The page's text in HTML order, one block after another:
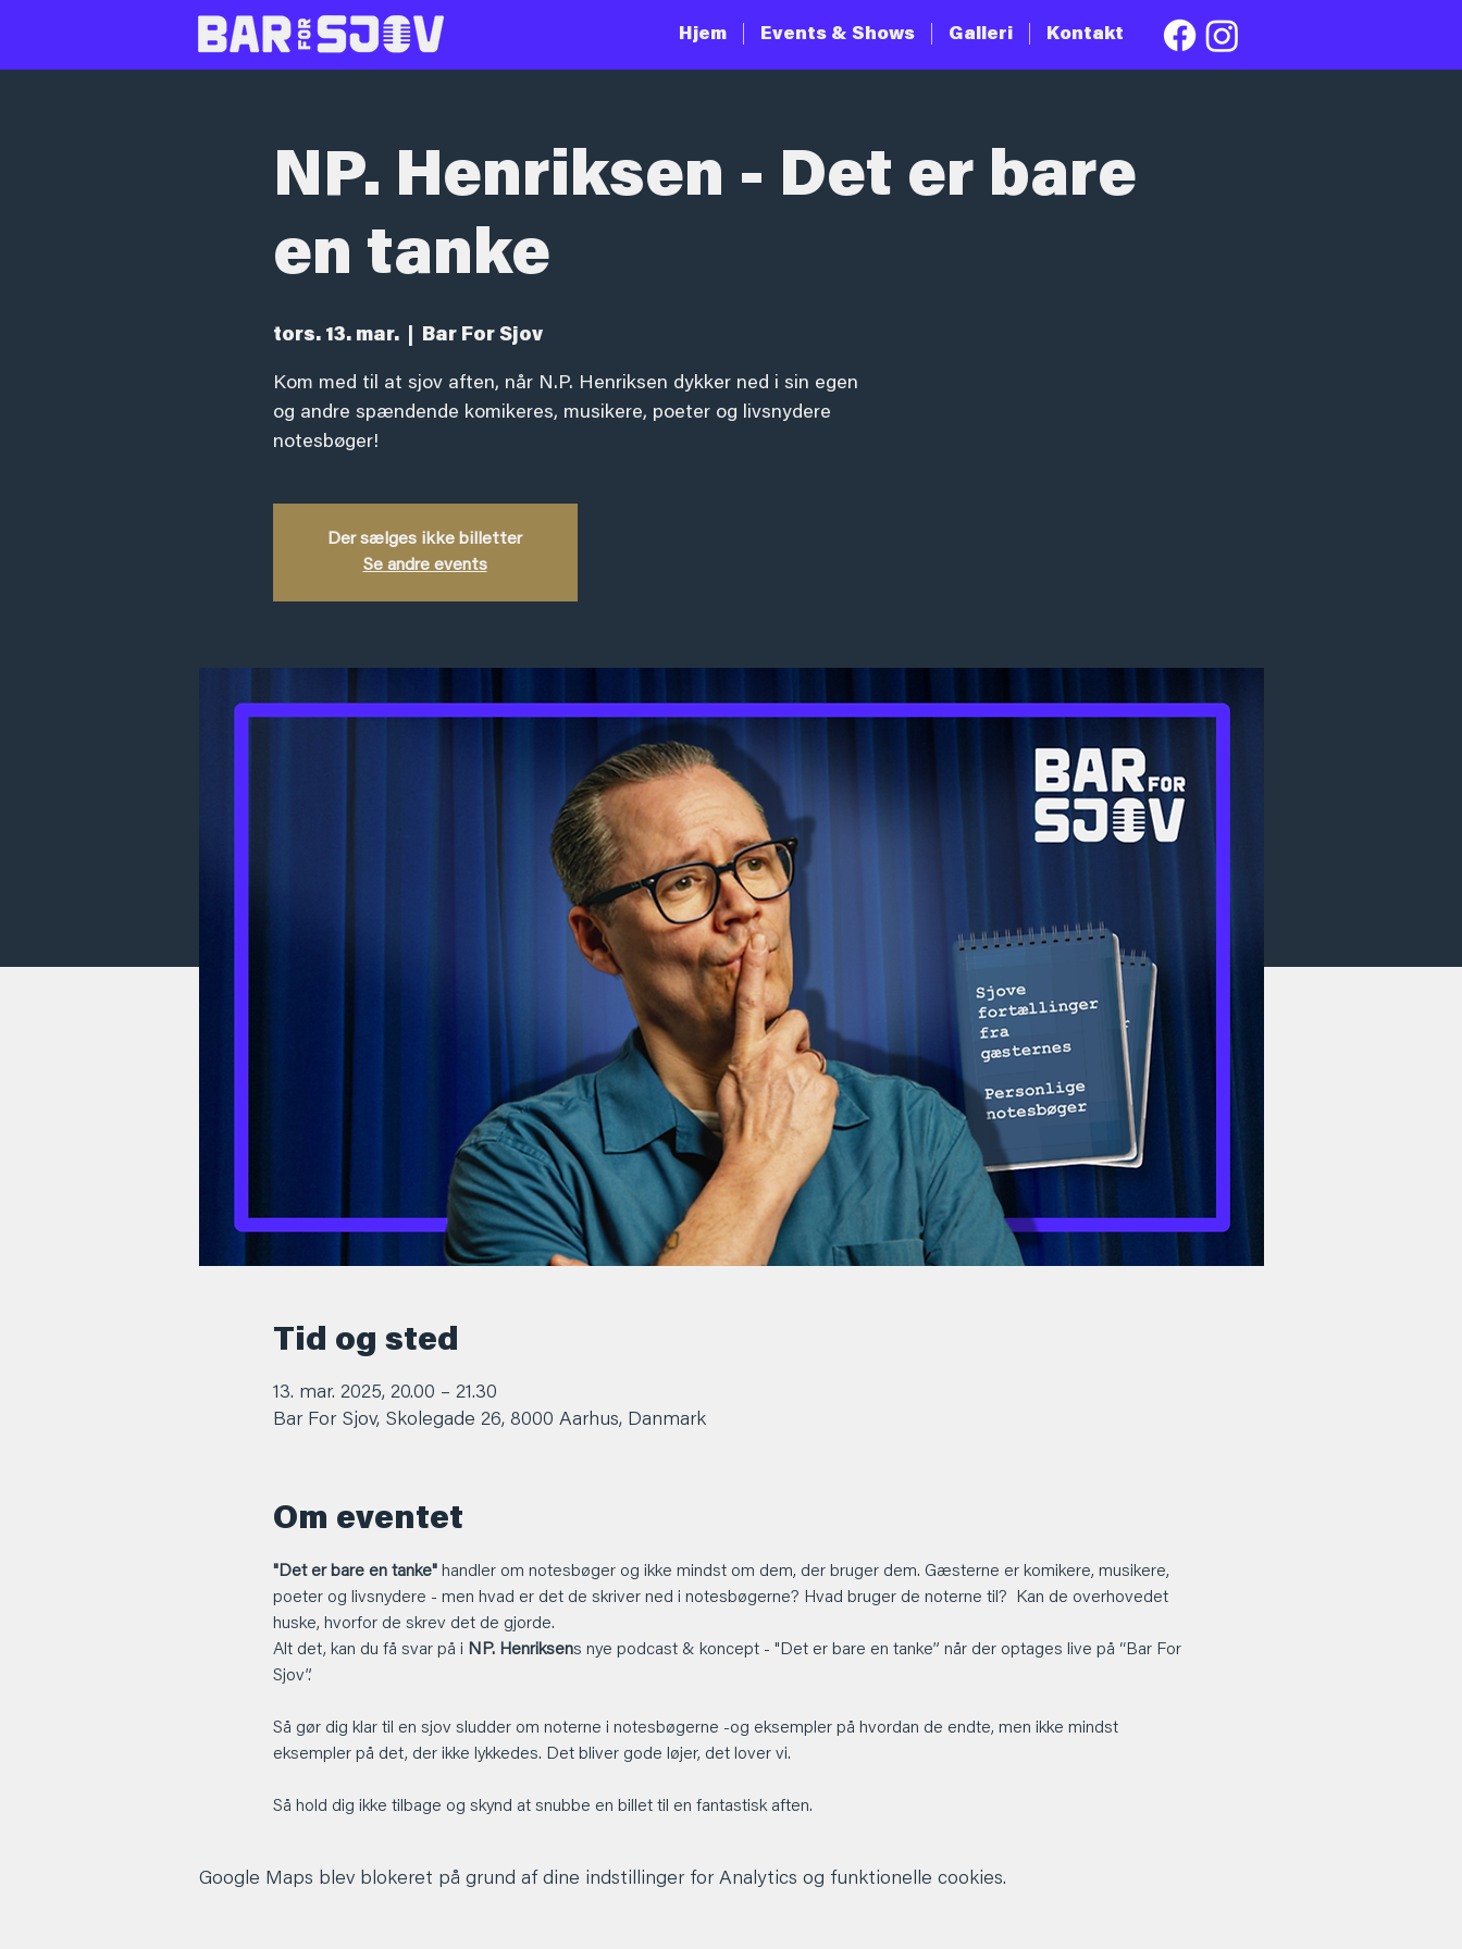
Hjem Events & Shows Galleri Kontakt
NP. Henriksen - Det er bare
en tanke
tors. 13. mar.
  |
Bar For Sjov
Kom med til at sjov aften, når N.P. Henriksen dykker ned i sin egen
og andre spændende komikeres, musikere, poeter og livsnydere
notesbøger!
Der sælges ikke billetter
Se andre events
Tid og sted
13. mar. 2025, 20.00 – 21.30
Bar For Sjov, Skolegade 26, 8000 Aarhus, Danmark
Om eventet
"Det er bare en tanke" handler om notesbøger og ikke mindst om dem, der bruger dem. Gæsterne er komikere, musikere,
poeter og livsnydere - men hvad er det de skriver ned i notesbøgerne? Hvad bruger de noterne til?  Kan de overhovedet
huske, hvorfor de skrev det de gjorde.
Alt det, kan du få svar på i NP. Henriksens nye podcast & koncept - "Det er bare en tanke” når der optages live på “Bar For
Sjov”.
Så gør dig klar til en sjov sludder om noterne i notesbøgerne -og eksempler på hvordan de endte, men ikke mindst
eksempler på det, der ikke lykkedes. Det bliver gode løjer, det lover vi.
Så hold dig ikke tilbage og skynd at snubbe en billet til en fantastisk aften.
Google Maps blev blokeret på grund af dine indstillinger for Analytics og funktionelle cookies.